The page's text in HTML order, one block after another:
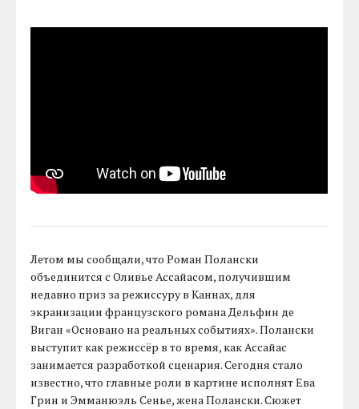
Летом мы сообщали, что Роман Полански
объединится с Оливье Ассайасом, получившим
недавно приз за режиссуру в Каннах, для
экранизации французского романа Дельфин де
Виган «Основано на реальных событиях». Полански
выступит как режиссёр в то время, как Ассайас
занимается разработкой сценария. Сегодня стало
известно, что главные роли в картине исполнят Ева
Грин и Эмманюэль Сенье, жена Полански. Сюжет